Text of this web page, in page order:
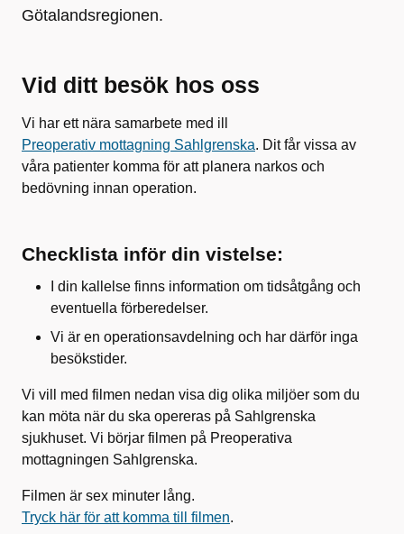
Götalandsregionen.
Vid ditt besök hos oss
Vi har ett nära samarbete med ill
Preoperativ mottagning Sahlgrenska. Dit får vissa av
våra patienter komma för att planera narkos och
bedövning innan operation.
Checklista inför din vistelse:
I din kallelse finns information om tidsåtgång och
eventuella förberedelser.
Vi är en operationsavdelning och har därför inga
besökstider.
Vi vill med filmen nedan visa dig olika miljöer som du
kan möta när du ska opereras på Sahlgrenska
sjukhuset. Vi börjar filmen på Preoperativa
mottagningen Sahlgrenska.
Filmen är sex minuter lång.
Tryck här för att komma till filmen.